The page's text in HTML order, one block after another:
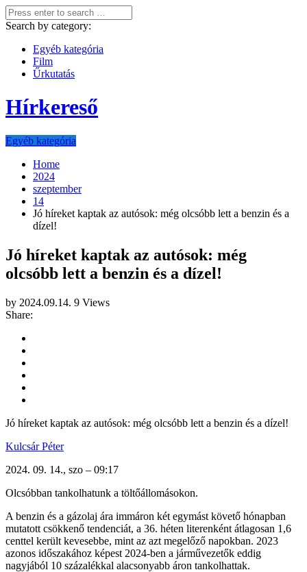
Search by category:
Egyéb kategória
Film
Űrkutatás
Hírkereső
Egyéb kategória
Home
2024
szeptember
14
Jó híreket kaptak az autósok: még olcsóbb lett a benzin és a
dízel!
Jó híreket kaptak az autósok: még
olcsóbb lett a benzin és a dízel!
by 2024.09.14. 9 Views
Share:
Jó híreket kaptak az autósok: még olcsóbb lett a benzin és a dízel!
Kulcsár Péter
2024. 09. 14., szo – 09:17
Olcsóbban tankolhatunk a töltőállomásokon.
A benzin és a gázolaj ára immáron két egymást követő hónapban
mutatott csökkenő tendenciát, a 36. héten literenként átlagosan 1,6
centtel került kevesebbe, mint az azt megelőző napokban. 2023
azonos időszakához képest 2024-ben a járművezetők eddig
nagyjából 10 százalékkal alacsonyabb áron tankolhattak.